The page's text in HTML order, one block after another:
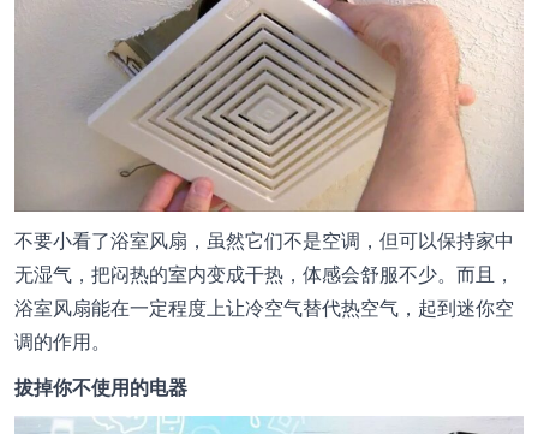
不要小看了浴室风扇，虽然它们不是空调，但可以保持家中
无湿气，把闷热的室内变成干热，体感会舒服不少。而且，
浴室风扇能在一定程度上让冷空气替代热空气，起到迷你空
调的作用。
拔掉你不使用的电器